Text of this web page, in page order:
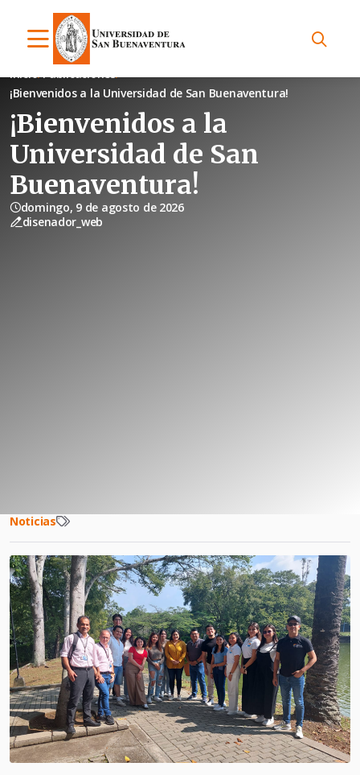
Inicio Publicaciones
¡Bienvenidos a la Universidad de San Buenaventura!
¡Bienvenidos a la
Universidad de San
Buenaventura!
domingo, 9 de agosto de 2026
disenador_web
Noticias